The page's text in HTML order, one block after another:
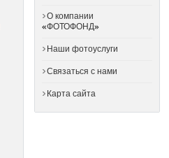
О компании
«ФОТОФОНД»
Наши фотоуслуги
Связаться с нами
Карта сайта